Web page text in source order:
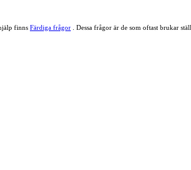
finns Färdiga frågor . Dessa frågor är de som oftast brukar